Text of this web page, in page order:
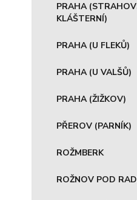
PRAHA
KLÁŠTERNÍ)
PRAHA (U FLEKŮ)
PRAHA (U VALŠŮ)
PRAHA (ŽIŽKOV)
PŘEROV (PARNÍK)
ROŽMBERK
ROŽNOV POD